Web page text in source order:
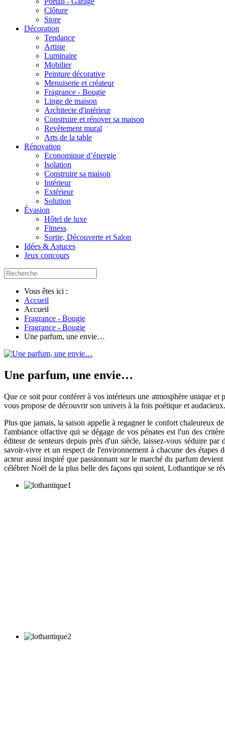
Clôture
Store
Décoration
Tendance
Artiste
Luminaire
Mobilier
Peinture décorative
Menuiserie et créateur
Fragrance - Bougie
Linge de maison
Architecte d'intérieur
Construire et rénover sa maison
Revêtement mural
Arts de la table
Rénovation
Economique d’énergie
Isolation
Construire sa maison
Intérieur
Extérieur
Solution
Évasion
Hôtel de luxe
Fitness
Sortie, Découverte et Salon
Idées & Astuces
Jeux concours
Vous êtes ici :
Accueil
Accueil
Fragrance - Bougie
Fragrance - Bougie
Une parfum, une envie…
Une parfum, une envie…
Que ce soit pour conférer à vos intérieurs une atmosphère unique
vous propose de découvrir son univers à la fois poétique et
Plus que jamais, la saison appelle à regagner le confort chaleureux
l'ambiance olfactive qui se dégage de vos pénates est l'un des
éditeur de senteurs depuis près d'un siècle, laissez-vous séduire
savoir-vivre et un respect de l'environnement à chacune des
acteur aussi inspiré que passionnant sur le marché du parfum
célébrer Noël de la plus belle des façons qui soient, Lothantique se